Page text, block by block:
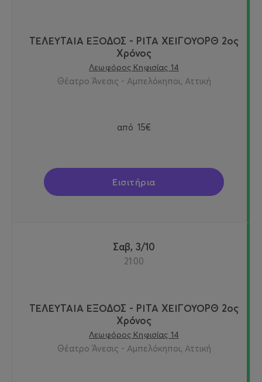
ΤΕΛΕΥΤΑΙΑ ΕΞΟΔΟΣ - ΡΙΤΑ ΧΕΙΓΟΥΟΡΘ 2oς
Χρόνος
Λεωφόρος Κηφισίας 14
Θέατρο Άνεσις - Αμπελόκηποι, Αττική
από 15€
Εισιτήρια
Σαβ, 3/10
21:00
ΤΕΛΕΥΤΑΙΑ ΕΞΟΔΟΣ - ΡΙΤΑ ΧΕΙΓΟΥΟΡΘ 2oς
Χρόνος
Λεωφόρος Κηφισίας 14
Θέατρο Άνεσις - Αμπελόκηποι, Αττική